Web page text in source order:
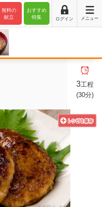
おすすめ
特集
無料の
献立
ログイン メニュー
3工程
(30分)